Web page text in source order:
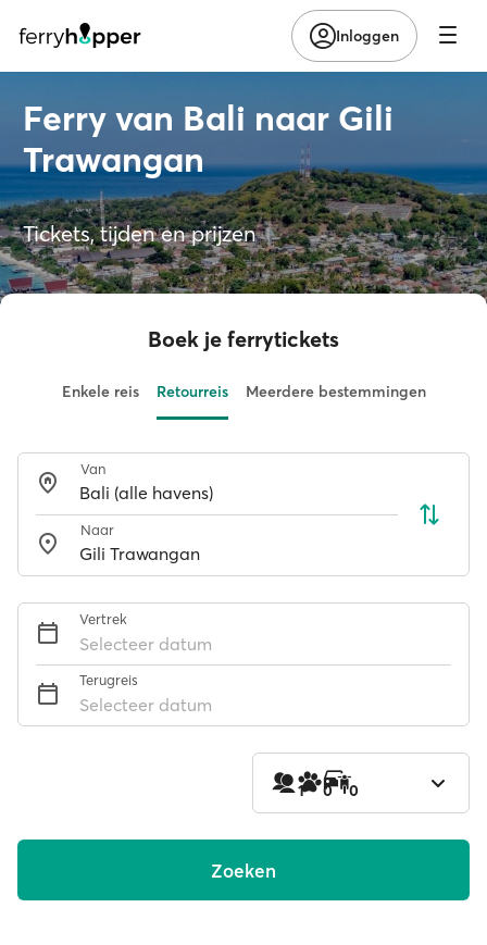
Inloggen
Ferry van Bali naar Gili
Trawangan
Tickets, tijden en prijzen
Boek je ferrytickets
Enkele reis Retourreis Meerdere bestemmingen
Van
Naar
Vertrek
Selecteer datum
Terugreis
Selecteer datum
1 0 0
Zoeken